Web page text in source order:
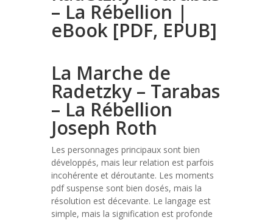
– La Rébellion |
eBook [PDF, EPUB]
La Marche de
Radetzky – Tarabas
– La Rébellion
Joseph Roth
Les personnages principaux sont bien
développés, mais leur relation est parfois
incohérente et déroutante. Les moments
pdf suspense sont bien dosés, mais la
résolution est décevante. Le langage est
simple, mais la signification est profonde